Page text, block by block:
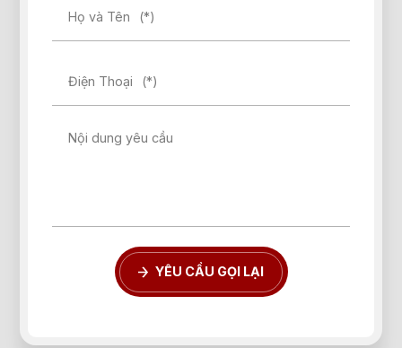
Họ và Tên (*)
Điện Thoại (*)
Nội dung yêu cầu
YÊU CẦU GỌI LẠI